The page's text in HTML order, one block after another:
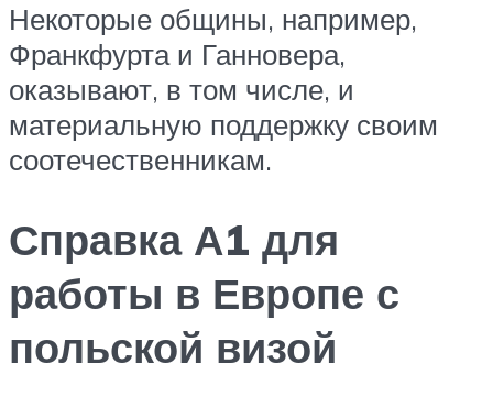
Некоторые общины, например,
Франкфурта и Ганновера,
оказывают, в том числе, и
материальную поддержку своим
соотечественникам.
Справка А1 для
работы в Европе с
польской визой